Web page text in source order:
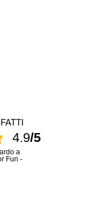
4.9/5
a
Fun -